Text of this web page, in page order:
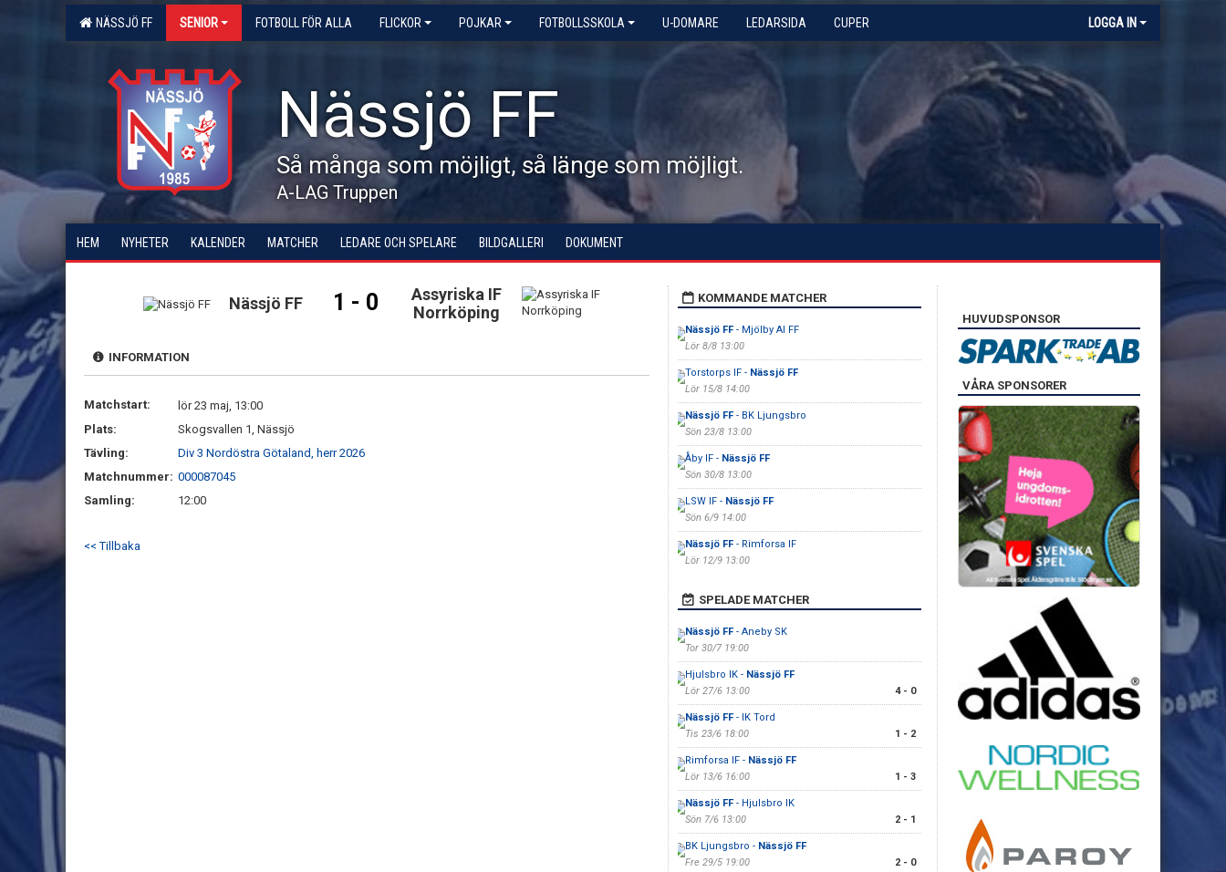
NÄSSJÖ FF SENIOR FOTBOLL FÖR ALLA FLICKOR POJKAR FOTBOLLSSKOLA U-DOMARE LEDARSIDA CUPER LOGGA IN
Nässjö FF
Så många som möjligt, så länge som möjligt.
A-LAG Truppen
HEM NYHETER KALENDER MATCHER LEDARE OCH SPELARE BILDGALLERI DOKUMENT
Nässjö FF 1 - 0
Assyriska IF
Norrköping
INFORMATION
Matchstart:
lör 23 maj, 13:00
Plats:
Skogsvallen 1, Nässjö
Tävling:
Div 3 Nordöstra Götaland, herr 2026
Matchnummer: 000087045
Samling:
12:00
<< Tillbaka
KOMMANDE MATCHER
Nässjö FF- Mjölby AI FF
Lör 8/8 13:00
Torstorps IF - Nässjö FF
Lör 15/8 14:00
Nässjö FF- BK Ljungsbro
Sön 23/8 13:00
Åby IF - Nässjö FF
Sön 30/8 13:00
LSW IF - Nässjö FF
Sön 6/9 14:00
Nässjö FF- Rimforsa IF
Lör 12/9 13:00
SPELADE MATCHER
Nässjö FF- Aneby SK
Tor 30/7 19:00
Hjulsbro IK - Nässjö FF
Lör 27/6 13:00
4 - 0
Nässjö FF- IK Tord
Tis 23/6 18:00
1 - 2
Rimforsa IF - Nässjö FF
Lör 13/6 16:00
1 - 3
Nässjö FF- Hjulsbro IK
Sön 7/6 13:00
2 - 1
BK Ljungsbro - Nässjö FF
Fre 29/5 19:00
2 - 0
HUVUDSPONSOR
VÅRA SPONSORER